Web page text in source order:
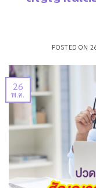
POSTED ON
26
พ.ค.